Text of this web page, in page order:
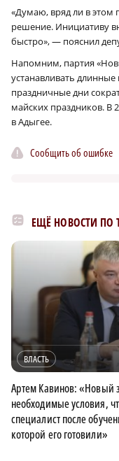
«Думаю, вряд ли в этом
решение. Инициативу
быстро», — пояснил
Напомним, партия
устанавливать
праздничные дни
майских праздников. В
в Адыгее.
Сообщить об ошибке
ЕЩЁ НОВОСТИ ПО
ВЛАСТЬ
Артем Кавинов: «Новый
необходимые условия,
специалист после
которой его готовили»